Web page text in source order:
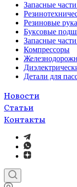
Запасные
Резиновые
Буксовые
Запасные
Компрессоры
Детали для
Новости
Статьи
Контакты